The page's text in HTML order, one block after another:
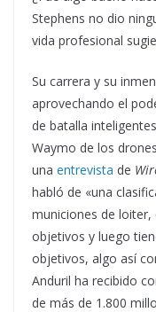
Stephens no dio
vida profesional
Su carrera y su
aprovechando el
de batalla
Waymo de los
una entrevista de
habló de «una
municiones de loiter,
objetivos y luego
objetivos, algo así
Anduril ha recibido
de más de 1.800